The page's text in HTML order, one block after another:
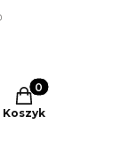
Produkty w
Koszyk